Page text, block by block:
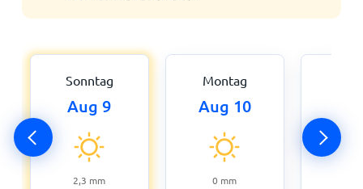
Sonntag
Aug 9
2,3 mm
Montag
Aug 10
0 mm